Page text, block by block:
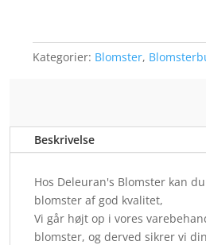
Kategorier: Blomster,
Beskrivelse
Hos Deleuran's Blomster kan
blomster af god kvalitet,
Vi går højt op i vores
blomster, og derved sikrer vi